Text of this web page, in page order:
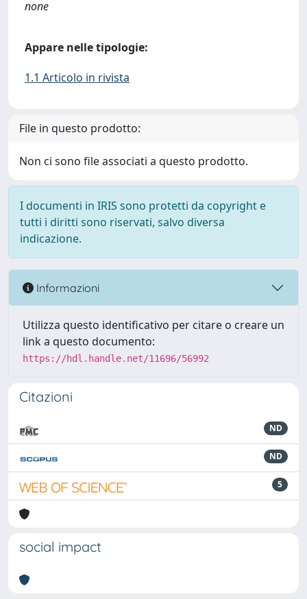
none
Appare nelle tipologie:
1.1 Articolo in rivista
File in questo prodotto:
Non ci sono file associati a questo prodotto.
I documenti in IRIS sono protetti da copyright e
tutti i diritti sono riservati, salvo diversa
indicazione.
Informazioni
Utilizza questo identificativo per citare o creare un
link a questo documento:
https://hdl.handle.net/11696/56992
Citazioni
ND
ND
5
social impact